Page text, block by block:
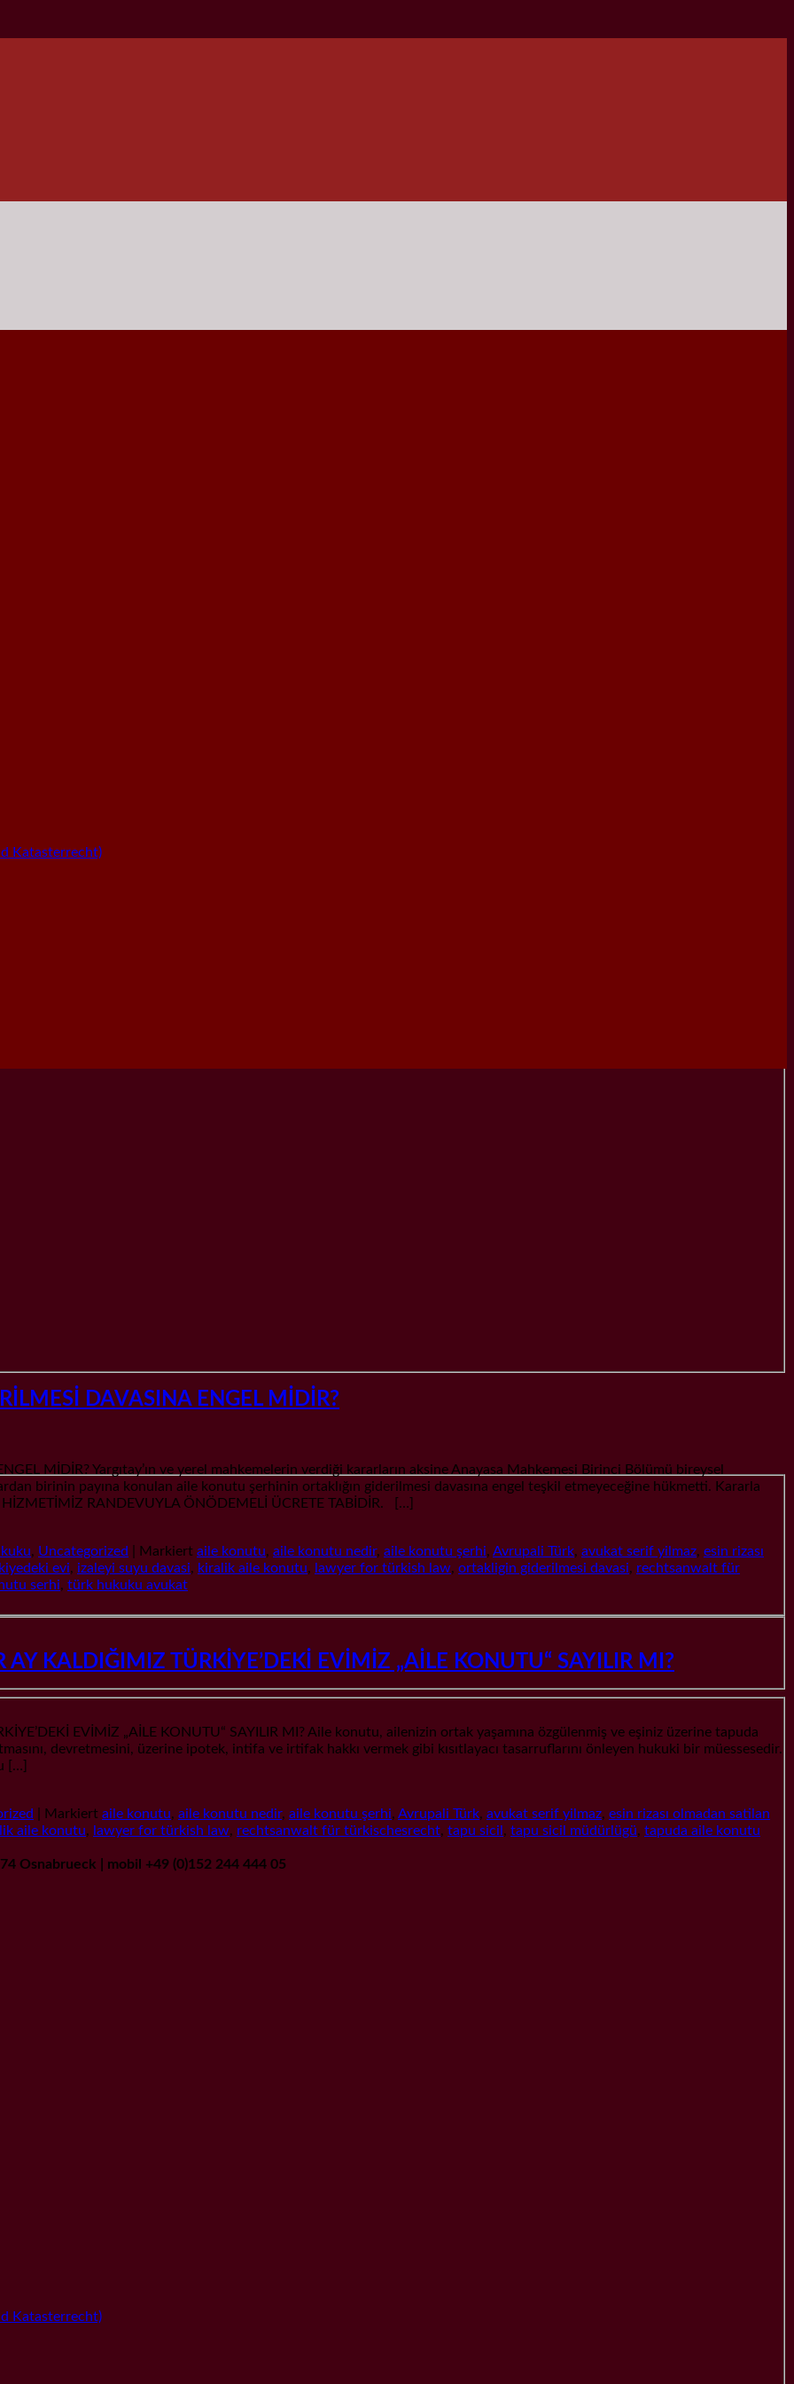
Katasterrecht)
DAVASINA ENGEL MİDİR?
MİDİR? Yargıtay’ın ve yerel mahkemelerin verdiği kararların aksine Anayasa Mahkemesi Birinci Bölümü bireysel
birinin payına konulan aile konutu şerhinin ortaklığın giderilmesi davasına engel teşkil etmeyeceğine hükmetti. Kararla
RANDEVUYLA ÖNÖDEMELİ ÜCRETE TABİDİR. […]
, Uncategorized Markiert aile konutu, aile konutu nedir, aile konutu şerhi, Avrupali Türk, avukat serif yilmaz, esin rizası
evi, izaleyi suyu davasi, kiralik aile konutu, lawyer for türkish law, ortakligin giderilmesi davasi, rechtsanwalt für
serhi, türk hukuku avukat
AY KALDIĞIMIZ TÜRKİYE’DEKİ EVİMİZ „AİLE KONUTU“ SAYILIR MI?
EVİMİZ „AİLE KONUTU“ SAYILIR MI? Aile konutu, ailenizin ortak yaşamına özgülenmiş ve eşiniz üzerine tapuda
devretmesini, üzerine ipotek, intifa ve irtifak hakkı vermek gibi kısıtlayacı tasarruflarını önleyen hukuki bir müessesedir.
[…]
Markiert aile konutu, aile konutu nedir, aile konutu şerhi, Avrupali Türk, avukat serif yilmaz, esin rizası olmadan satilan
aile konutu, lawyer for türkish law, rechtsanwalt für türkischesrecht, tapu sicil , tapu sicil müdürlügü, tapuda aile konutu
Osnabrueck | mobil +49 (0)152 244 444 05
Katasterrecht)